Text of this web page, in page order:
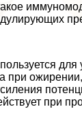
при
при